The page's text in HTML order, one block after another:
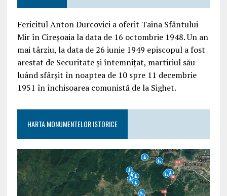
Fericitul Anton Durcovici a oferit Taina Sfântului
Mir în Cireșoaia la data de 16 octombrie 1948. Un an
mai târziu, la data de 26 iunie 1949 episcopul a fost
arestat de Securitate și întemnițat, martiriul său
luând sfârșit în noaptea de 10 spre 11 decembrie
1951 în închisoarea comunistă de la Sighet.
HARTA MONUMENTELOR ISTORICE